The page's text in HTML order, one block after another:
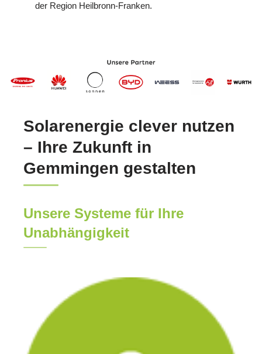
der Region Heilbronn-Franken.
Solarenergie clever nutzen
– Ihre Zukunft in
Gemmingen gestalten
Unsere Systeme für Ihre
Unabhängigkeit